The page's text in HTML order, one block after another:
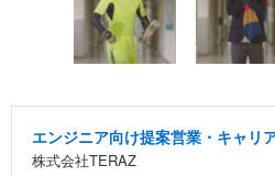
エンジニア向け提案営業・キャリ
株式会社TERAZ